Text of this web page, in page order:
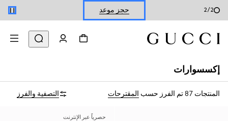
1/2 حجز موعد
إكسسوارات
المنتجات 87 تم الفرز حسب المقترحات التصفية والفرز
حصرياً عبر الإنترنت